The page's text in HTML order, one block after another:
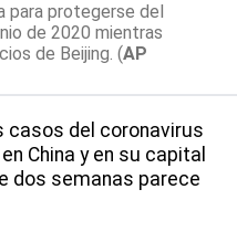
para protegerse del
de 2020 mientras
de Beijing. (AP
casos del coronavirus
China y en su capital
dos semanas parece